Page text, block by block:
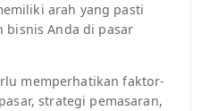
arah yang pasti
bisnis Anda di pasar
memperhatikan faktor-
strategi pemasaran,